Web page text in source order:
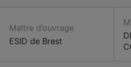
Maître d’ouvrage
ESID de Brest